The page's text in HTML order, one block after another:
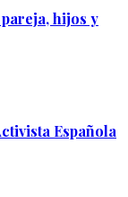
hijos y
Española